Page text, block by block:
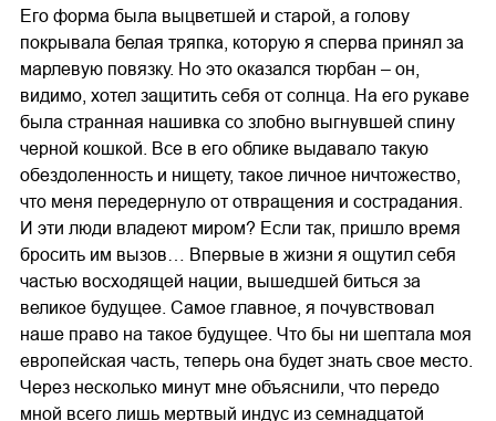
Его форма была выцветшей и старой, а голову
покрывала белая тряпка, которую я сперва принял за
марлевую повязку. Но это оказался тюрбан – он,
видимо, хотел защитить себя от солнца. На его рукаве
была странная нашивка со злобно выгнувшей спину
черной кошкой. Все в его облике выдавало такую
обездоленность и нищету, такое личное ничтожество,
что меня передернуло от отвращения и сострадания.
И эти люди владеют миром? Если так, пришло время
бросить им вызов… Впервые в жизни я ощутил себя
частью восходящей нации, вышедшей биться за
великое будущее. Самое главное, я почувствовал
наше право на такое будущее. Что бы ни шептала моя
европейская часть, теперь она будет знать свое место.
Через несколько минут мне объяснили, что передо
мной всего лишь мертвый индус из семнадцатой